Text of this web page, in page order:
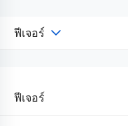
ฟีเจอร์
ฟีเจอร์